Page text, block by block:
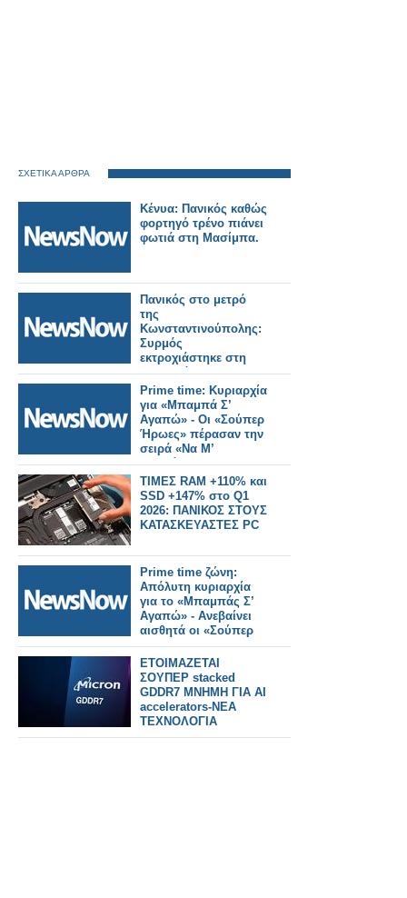
ΣΧΕΤΙΚΑ ΑΡΘΡΑ
Κένυα: Πανικός καθώς
φορτηγό τρένο πιάνει
φωτιά στη Μασίμπα.
Πανικός στο μετρό
της
Κωνσταντινούπολης:
Συρμός
εκτροχιάστηκε στη
Χαλκηδόνα – Τρεις
τραυματίες.
Prime time: Κυριαρχία
για «Μπαμπά Σ’
Αγαπώ» - Οι «Σούπερ
Ήρωες» πέρασαν την
σειρά «Να Μ’
Αγαπάς»
ΤΙΜΕΣ RAM +110% και
SSD +147% στο Q1
2026: ΠΑΝΙΚΟΣ ΣΤΟΥΣ
ΚΑΤΑΣΚΕΥΑΣΤΕΣ PC
Prime time ζώνη:
Απόλυτη κυριαρχία
για το «Μπαμπάς Σ’
Αγαπώ» - Ανεβαίνει
αισθητά οι «Σούπερ
Ήρωες»
ΕΤΟΙΜΑΖΕΤΑΙ
ΣΟΥΠΕΡ stacked
GDDR7 ΜΝΗΜΗ ΓΙΑ AI
accelerators-ΝΕΑ
ΤΕΧΝΟΛΟΓΙΑ